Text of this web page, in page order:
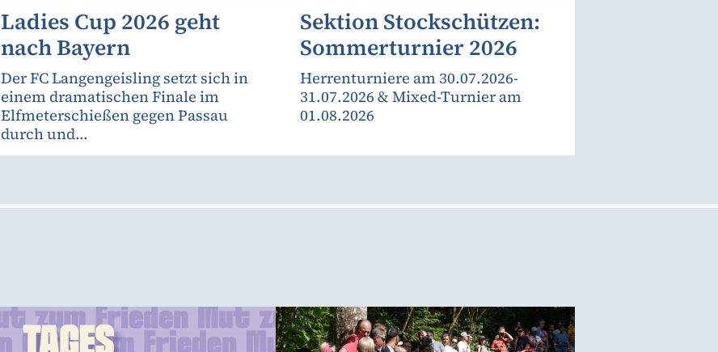
Ladies Cup 2026 geht
nach Bayern
Der FC Langengeisling setzt sich in
einem dramatischen Finale im
Elfmeterschießen gegen Passau
durch und...
Sektion Stockschützen:
Sommerturnier 2026
Herrenturniere am 30.07.2026-
31.07.2026 & Mixed-Turnier am
01.08.2026